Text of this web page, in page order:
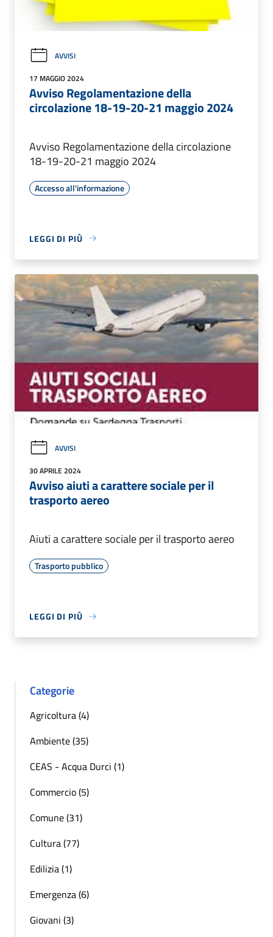
AVVISI
17 MAGGIO 2024
Avviso Regolamentazione della
circolazione 18-19-20-21 maggio 2024
Avviso Regolamentazione della circolazione
18-19-20-21 maggio 2024
Accesso all'informazione
LEGGI DI PIÙ
AVVISI
30 APRILE 2024
Avviso aiuti a carattere sociale per il
trasporto aereo
Aiuti a carattere sociale per il trasporto aereo
Trasporto pubblico
LEGGI DI PIÙ
Categorie
Agricoltura (4)
Ambiente (35)
CEAS - Acqua Durci (1)
Commercio (5)
Comune (31)
Cultura (77)
Edilizia (1)
Emergenza (6)
Giovani (3)